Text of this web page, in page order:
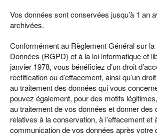
Vos données sont conservées jusqu’à 1 an
archivées.
Conformément au Règlement Général sur la
Données (RGPD) et à la loi informatique et
janvier 1978, vous bénéficiez d’un droit
rectification ou d’effacement, ainsi qu’un
au traitement des données qui vous
pouvez également, pour des motifs
au traitement de vos données et donner des
relatives à la conservation, à l’effacement et
communication de vos données après votre